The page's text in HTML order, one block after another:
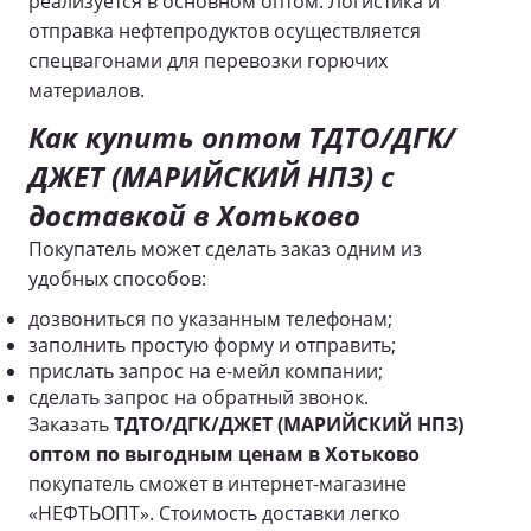
отправка нефтепродуктов осуществляется
спецвагонами для перевозки горючих
материалов.
Как купить оптом ТДТО/ДГК/
ДЖЕТ (МАРИЙСКИЙ НПЗ) с
доставкой в Хотьково
Покупатель может сделать заказ одним из
удобных способов:
дозвониться по указанным телефонам;
заполнить простую форму и отправить;
прислать запрос на е-мейл компании;
сделать запрос на обратный звонок.
ЗаказатьТДТО/ДГК/ДЖЕТ (МАРИЙСКИЙ НПЗ)
оптом по выгодным ценам в Хотьково
покупатель сможет в интернет-магазине
«НЕФТЬОПТ». Стоимость доставки легко